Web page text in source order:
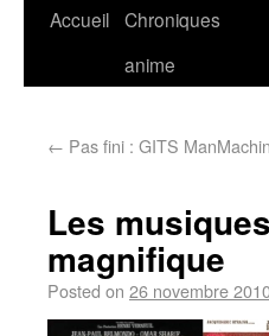
Accueil Chroniques
anime
← Pas fini : GITS
Les
magnifique
Posted on 26 novembre